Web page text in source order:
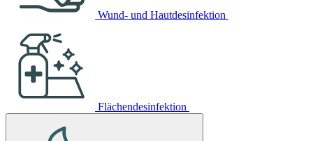
Wund- und Hautdesinfektion
Flächendesinfektion